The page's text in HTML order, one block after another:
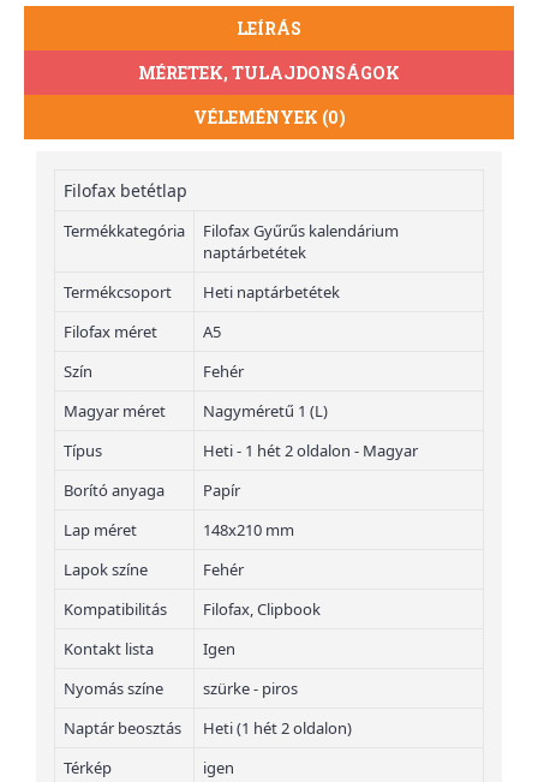
LEÍRÁS
MÉRETEK, TULAJDONSÁGOK
VÉLEMÉNYEK (0)
Filofax betétlap
Termékkategória
Filofax Gyűrűs kalendárium
naptárbetétek
Termékcsoport
Heti naptárbetétek
Filofax méret
A5
Szín
Fehér
Magyar méret
Nagyméretű 1 (L)
Típus
Heti - 1 hét 2 oldalon - Magyar
Borító anyaga
Papír
Lap méret
148x210 mm
Lapok színe
Fehér
Kompatibilitás
Filofax, Clipbook
Kontakt lista
Igen
Nyomás színe
szürke - piros
Naptár beosztás
Heti (1 hét 2 oldalon)
Térkép
igen